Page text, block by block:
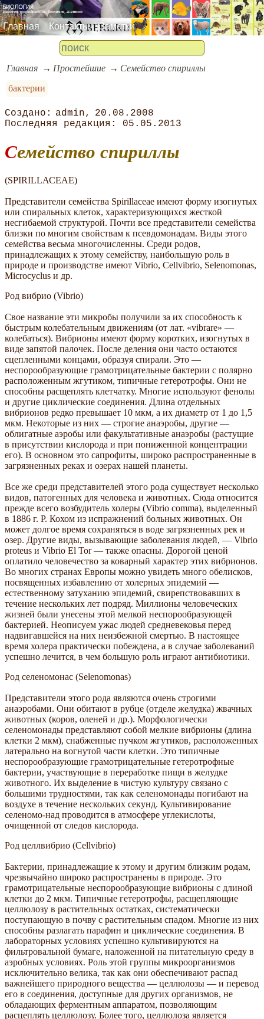
Главная Контакты Заметки
Главная Простейшие
Семейство спириллы
бактерии
admin
20.08.2008
05.05.2013
Семейство спириллы
(SPIRILLАСЕАЕ)
Представители семейства Spirillaceae имеют форму изогнутых
или спиральных клеток, характеризующихся жесткой
несгибаемой структурой. Почти все представители семейства
близки по многим свойствам к псевдомонадам. Виды этого
семейства весьма многочисленны. Среди родов,
принадлежащих к этому семейству, наибольшую роль в
природе и производстве имеют Vibrio, Cellvibrio, Selenomonas,
Microcyclus и др.
Род вибрио (Vibrio)
Свое название эти микробы получили за их способность к
быстрым колебательным движениям (от лат. «vibrare» —
колебаться). Вибрионы имеют форму коротких, изогнутых в
виде запятой палочек. После деления они часто остаются
сцепленными концами, образуя спирали. Это —
неспорообразующие грамотрицательные бактерии с полярно
расположенным жгутиком, типичные гетеротрофы. Они не
способны расщеплять клетчатку. Многие используют фенолы
и другие циклические соединения. Длина отдельных
вибрионов редко превышает 10 мкм, а их диаметр от 1 до 1,5
мкм. Некоторые из них — строгие анаэробы, другие —
облигатные аэробы или факультативные анаэробы (растущие
в присутствии кислорода и при пониженной концентрации
его). В основном это сапрофиты, широко распространенные в
загрязненных реках и озерах нашей планеты.
Все же среди представителей этого рода существует несколько
видов, патогенных для человека и животных. Сюда относится
прежде всего возбудитель холеры (Vibrio comma), выделенный
в 1886 г. Р. Кохом из испражнений больных животных. Он
может долгое время сохраняться в воде загрязненных рек и
озер. Другие виды, вызывающие заболевания людей, — Vibrio
proteus и Vibrio El Tor — также опасны. Дорогой ценой
оплатило человечество за коварный характер этих вибрионов.
Во многих странах Европы можно увидеть много обелисков,
посвященных избавлению от холерных эпидемий —
естественному затуханию эпидемий, свирепствовавших в
течение нескольких лет подряд. Миллионы человеческих
жизней были унесены этой мелкой неспорообразующей
бактерией. Неописуем ужас людей средневековья перед
надвигавшейся на них неизбежной смертью. В настоящее
время холера практически побеждена, а в случае заболеваний
успешно лечится, в чем большую роль играют антибиотики.
Род селеномонас (Selenomonas)
Представители этого рода являются очень строгими
анаэробами. Они обитают в рубце (отделе желудка) жвачных
животных (коров, оленей и др.). Морфологически
селеномонады представляют собой мелкие вибрионы (длина
клетки 2 мкм), снабженные пучком жгутиков, расположенных
латерально на вогнутой части клетки. Это типичные
неспорообразующие грамотрицательные гетеротрофные
бактерии, участвующие в переработке пищи в желудке
животного. Их выделение в чистую культуру связано с
большими трудностями, так как селеномонады погибают на
воздухе в течение нескольких секунд. Культивирование
селеномо-над проводится в атмосфере углекислоты,
очищенной от следов кислорода.
Род целлвибрио (Cellvibrio)
Бактерии, принадлежащие к этому и другим близким родам,
чрезвычайно широко распространены в природе. Это
грамотрицательные неспорообразующие вибрионы с длиной
клетки до 2 мкм. Типичные гетеротрофы, расщепляющие
целлюлозу в растительных остатках, систематически
поступающую в почву с растительным спадом. Многие из них
способны разлагать парафин и циклические соединения. В
лабораторных условиях успешно культивируются на
фильтровальной бумаге, наложенной на питательную среду в
аэробных условиях. Роль этой группы микроорганизмов
исключительно велика, так как они обеспечивают распад
важнейшего природного вещества — целлюлозы — и перевод
его в соединения, доступные для других организмов, не
обладающих ферментным аппаратом, позволяющим
расцеплять целлюлозу. Более того, целлюлоза является